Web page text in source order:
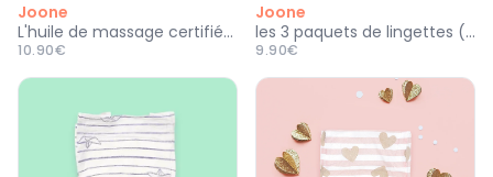
Joone
L'huile de massage certifiée bio
10.90€
Joone
les 3 paquets de lingettes (COSMOS NATURAL)
9.90€